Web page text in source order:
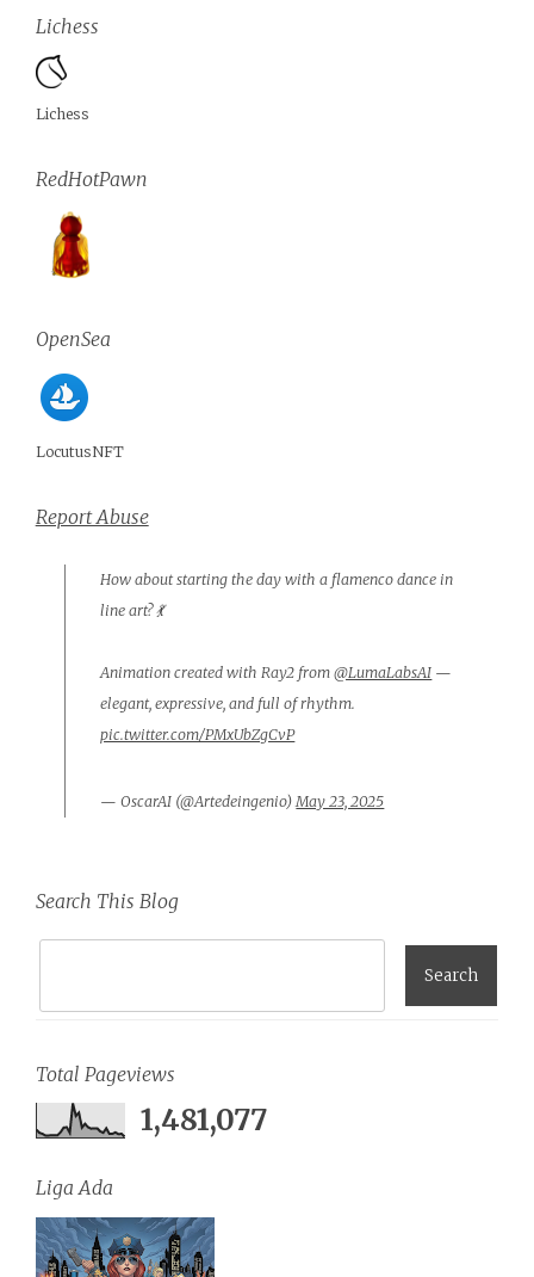
Lichess
Lichess
RedHotPawn
OpenSea
LocutusNFT
Report Abuse
How about starting the day with a flamenco dance in
line art? 💃
Animation created with Ray2 from@LumaLabsAI —
elegant, expressive, and full of rhythm.
pic.twitter.com/PMxUbZgCvP
— OscarAI (@Artedeingenio) May 23, 2025
Search This Blog
Total Pageviews
1,481,077
Liga Ada